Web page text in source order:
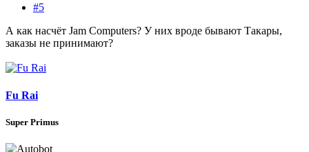
#5
А как насчёт Jam Computers? У них вроде бывают Такары,
заказы не принимают?
Fu Rai
Super Primus